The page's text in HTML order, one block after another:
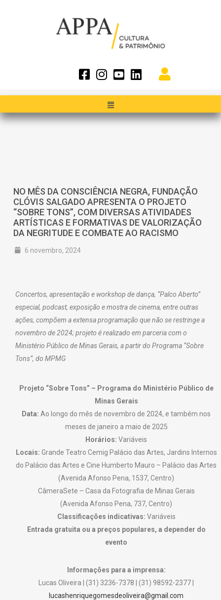
NO MÊS DA CONSCIÊNCIA NEGRA, FUNDAÇÃO
CLÓVIS SALGADO APRESENTA O PROJETO
“SOBRE TONS”, COM DIVERSAS ATIVIDADES
ARTÍSTICAS E FORMATIVAS DE VALORIZAÇÃO
DA NEGRITUDE E COMBATE AO RACISMO
6 novembro, 2024
Concertos, apresentação e workshop de dança, “Palco Aberto”
especial, podcast, exposição e mostra de cinema, entre outras
ações, compõem a extensa programação que não se restringe a
novembro de 2024; projeto é realizado em parceria com o
Ministério Público de Minas Gerais, a partir do Programa “Sobre
Tons”, do MPMG
Projeto “Sobre Tons” – Programa do Ministério Público de
Minas Gerais
Data: Ao longo do mês de novembro de 2024, e também nos
meses de janeiro a maio de 2025
Horários: Variáveis
Locais: Grande Teatro Cemig Palácio das Artes, Jardins Internos
do Palácio das Artes e Cine Humberto Mauro – Palácio das Artes
(Avenida Afonso Pena, 1537, Centro)
CâmeraSete – Casa da Fotografia de Minas Gerais
(Avenida Afonso Pena, 737, Centro)
Classificações indicativas: Variáveis
Entrada gratuita ou a preços populares, a depender do
evento
Informações para a imprensa:
Lucas Oliveira | (31) 3236-7378 | (31) 98592-2377 |
lucashenriquegomesdeoliveira@gmail.com